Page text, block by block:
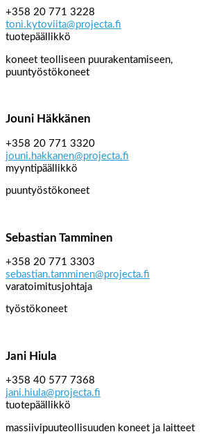
+358 20 771 3228
toni.kytoviita@projecta.fi
tuotepäällikkö
koneet teolliseen puurakentamiseen,
puuntyöstökoneet
Jouni Häkkänen
+358 20 771 3320
jouni.hakkanen@projecta.fi
myyntipäällikkö
puuntyöstökoneet
Sebastian Tamminen
+358 20 771 3303
sebastian.tamminen@projecta.fi
varatoimitusjohtaja
työstökoneet
Jani Hiula
+358 40 577 7368
jani.hiula@projecta.fi
tuotepäällikkö
massiivipuuteollisuuden koneet ja laitteet